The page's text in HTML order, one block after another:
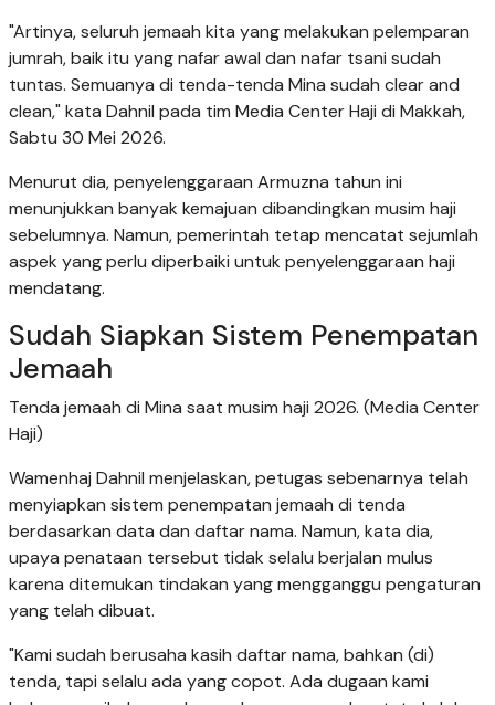
"Artinya, seluruh jemaah kita yang melakukan pelemparan
jumrah, baik itu yang nafar awal dan nafar tsani sudah
tuntas. Semuanya di tenda-tenda Mina sudah clear and
clean," kata Dahnil pada tim Media Center Haji di Makkah,
Sabtu 30 Mei 2026.
Menurut dia, penyelenggaraan Armuzna tahun ini
menunjukkan banyak kemajuan dibandingkan musim haji
sebelumnya. Namun, pemerintah tetap mencatat sejumlah
aspek yang perlu diperbaiki untuk penyelenggaraan haji
mendatang.
Sudah Siapkan Sistem Penempatan
Jemaah
Tenda jemaah di Mina saat musim haji 2026. (Media Center
Haji)
Wamenhaj Dahnil menjelaskan, petugas sebenarnya telah
menyiapkan sistem penempatan jemaah di tenda
berdasarkan data dan daftar nama. Namun, kata dia,
upaya penataan tersebut tidak selalu berjalan mulus
karena ditemukan tindakan yang mengganggu pengaturan
yang telah dibuat.
"Kami sudah berusaha kasih daftar nama, bahkan (di)
tenda, tapi selalu ada yang copot. Ada dugaan kami